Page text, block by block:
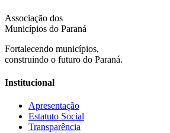
Associação dos
Municípios do Paraná
Fortalecendo municípios,
construindo o futuro do Paraná.
Institucional
Apresentação
Estatuto Social
Transparência